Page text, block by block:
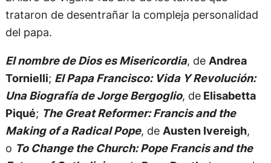
trataron de desentrañar la compleja personalidad
del papa.
El nombre de Dios es Misericordia, de Andrea
Tornielli; El Papa Francisco: Vida Y Revolución:
Una Biografía de Jorge Bergoglio, deElisabetta
Piqué; The Great Reformer: Francis and the
Making of a Radical Pope, de Austen Ivereigh,
o To Change the Church: Pope Francis and the